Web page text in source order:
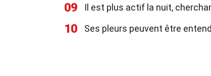
09 Il est plus actif la nuit,
10 Ses pleurs peuvent être